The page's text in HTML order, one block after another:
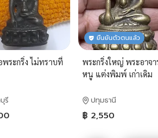
ระกริ่ง ไม่ทราบที่
รี
ยืนยันตัวตนแล้ว
พระกริ่งใหญ่ พระอาจา
หนู แต่งพิมพ์ เก่าเดิม
ปทุมธานี
฿ 2,550